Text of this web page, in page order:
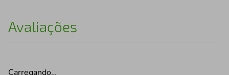
Avaliações
Carregando…